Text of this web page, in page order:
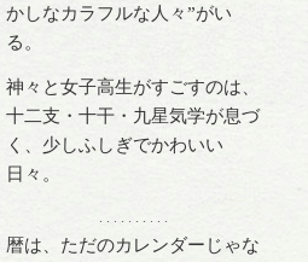
かしなカラフルな人々”がい
る。
神々と女子高生がすごすのは、
十二支・十干・九星気学が息づ
く、少しふしぎでかわいい
日々。
. . . . . . . . . .
暦は、ただのカレンダーじゃな